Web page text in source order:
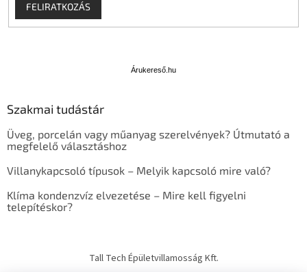
FELIRATKOZÁS
s
ő
Árukereső.hu
Szakmai tudástár
Üveg, porcelán vagy műanyag szerelvények? Útmutató a
megfelelő választáshoz
Villanykapcsoló típusok – Melyik kapcsoló mire való?
Klíma kondenzvíz elvezetése – Mire kell figyelni
telepítéskor?
Tall Tech Épületvillamosság Kft.